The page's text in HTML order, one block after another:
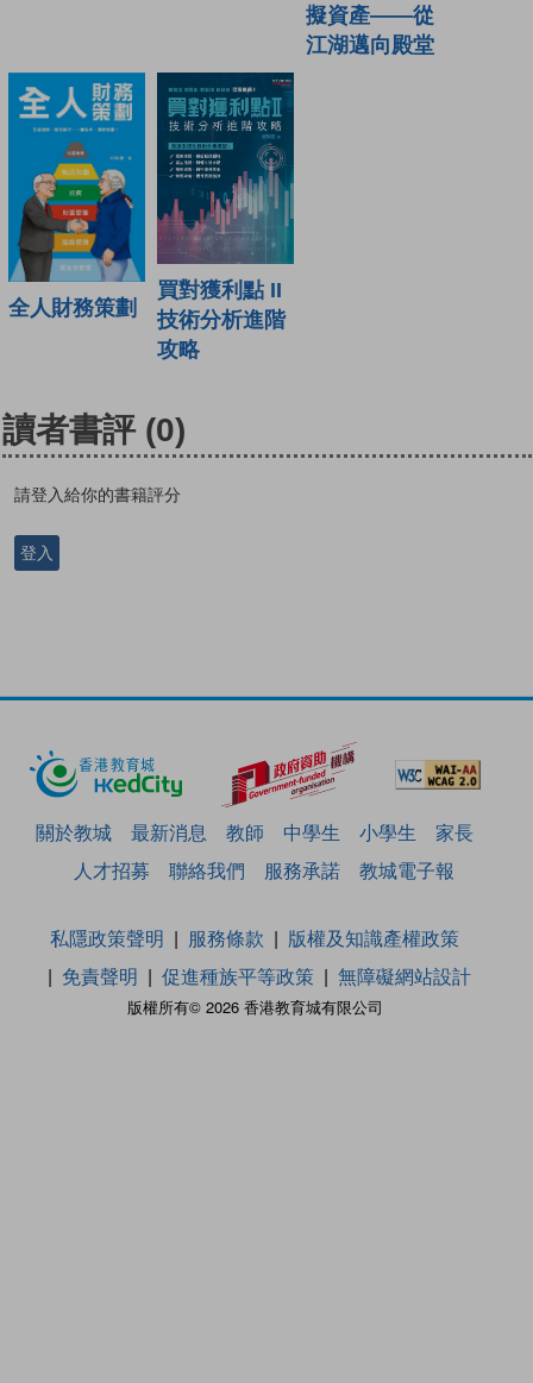
擬資產——從
江湖邁向殿堂
全人財務策劃
買對獲利點 II
技術分析進階
攻略
讀者書評 (0)
請登入給你的書籍評分
登入
關於教城 最新消息 教師 中學生 小學生
家長
人才招募
聯絡我們 服務承諾 教城電子報
版權所有© 2026 香港教育城有限公司
私隱政策聲明 服務條款
版權及知識產權政策
免責聲明
促進種族平等政策 無障礙網站設計